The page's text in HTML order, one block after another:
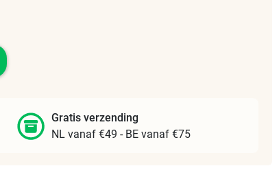
Gratis verzending
NL vanaf €49 - BE vanaf €75